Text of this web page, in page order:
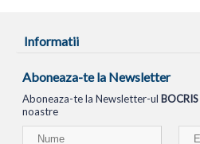
Informatii
Aboneaza-te la Newsletter
Aboneaza-te la Newsletter-ul BOCRIS
noastre